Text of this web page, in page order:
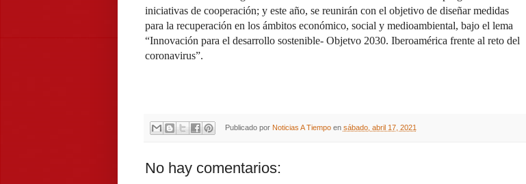
iniciativas de cooperación; y este año, se reunirán con el objetivo de diseñar medidas
para la recuperación en los ámbitos económico, social y medioambiental, bajo el lema
“Innovación para el desarrollo sostenible- Objetvo 2030. Iberoamérica frente al reto del
coronavirus”.
Publicado por Noticias A Tiempo en sábado, abril 17, 2021
No hay comentarios: